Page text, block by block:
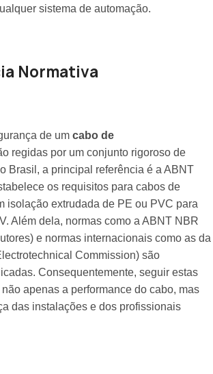
sistema de automação.
Normativa
de um cabo de
regidas por um conjunto rigoroso de
Brasil, a principal referência é a ABNT
os requisitos para cabos de
isolação extrudada de PE ou PVC para
Além dela, normas como a ABNT NBR
e normas internacionais como as da
Commission) são
Consequentemente, seguir estas
apenas a performance do cabo, mas
das instalações e dos profissionais